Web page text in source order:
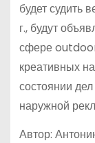
будет судить
г., будут
сфере
креативных
состоянии
наружной
Автор: